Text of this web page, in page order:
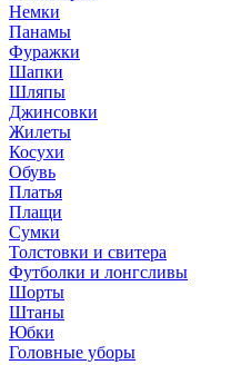
Немки
Панамы
Фуражки
Шапки
Шляпы
Джинсовки
Жилеты
Косухи
Обувь
Платья
Плащи
Сумки
Толстовки и свитера
Футболки и лонгсливы
Шорты
Штаны
Юбки
Головные уборы